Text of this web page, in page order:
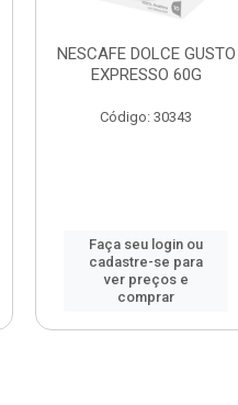
NESCAFE DOLCE GUSTO
EXPRESSO 60G
Código: 30343
Faça seu login ou
cadastre-se para
ver preços e
comprar